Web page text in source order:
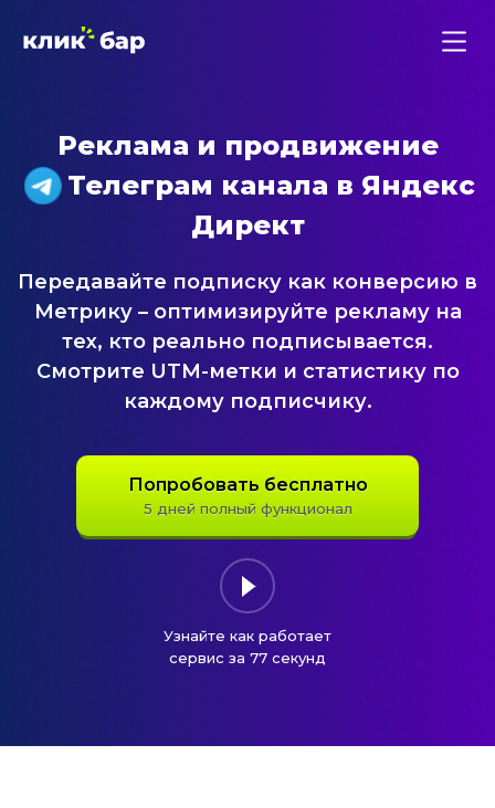
Реклама и продвижение
Телеграм канала в Яндекс
Директ
Передавайте подписку как конверсию в
Метрику – оптимизируйте рекламу на
тех, кто реально подписывается.
Смотрите UTM-метки и статистику по
каждому подписчику.
Попробовать бесплатно
5 дней полный функционал
Узнайте как работает
сервис за 77 секунд